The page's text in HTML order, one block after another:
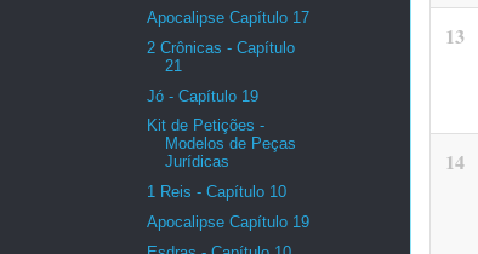
13
14
Apocalipse Capítulo 17
2 Crônicas - Capítulo
21
Jó - Capítulo 19
Kit de Petições -
Modelos de Peças
Jurídicas
1 Reis - Capítulo 10
Apocalipse Capítulo 19